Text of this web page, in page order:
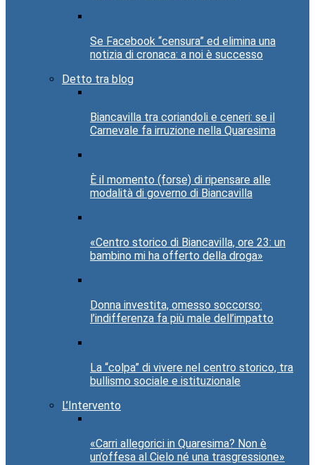
Se Facebook “censura” ed elimina una
notizia di cronaca: a noi è successo
Detto tra blog
Biancavilla tra coriandoli e ceneri: se il
Carnevale fa irruzione nella Quaresima
È il momento (forse) di ripensare alle
modalità di governo di Biancavilla
«Centro storico di Biancavilla, ore 23: un
bambino mi ha offerto della droga»
Donna investita, omesso soccorso:
l’indifferenza fa più male dell’impatto
La “colpa” di vivere nel centro storico, tra
bullismo sociale e istituzionale
L’Intervento
«Carri allegorici in Quaresima? Non è
un’offesa al Cielo né una trasgressione»